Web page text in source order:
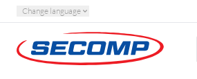
Change language